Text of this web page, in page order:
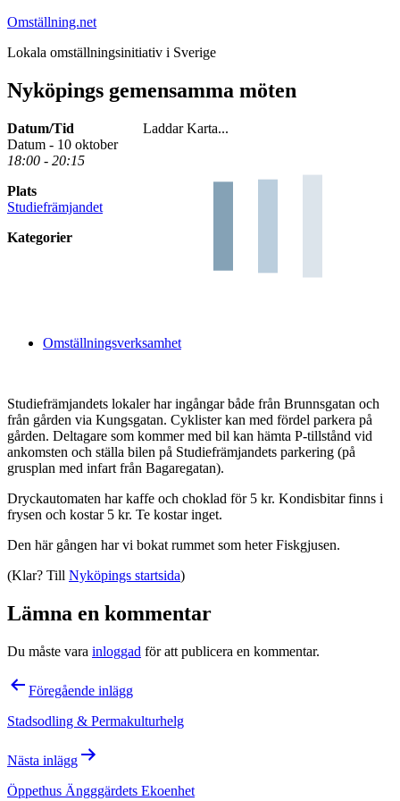
Hoppa
innehåll
Omställning.net
Lokala omställningsinitiativ i Sverige
Nyköpings gemensamma möten
Laddar Karta...
Datum/Tid
Datum - 10 oktober
18:00 - 20:15
Plats
Studiefrämjandet
Kategorier
Omställningsverksamhet
Studiefrämjandets lokaler har ingångar både från Brunnsgatan och
från gården via Kungsgatan. Cyklister kan med fördel parkera på
gården. Deltagare som kommer med bil kan hämta P-tillstånd vid
ankomsten och ställa bilen på Studiefrämjandets parkering (på
grusplan med infart från Bagaregatan).
Dryckautomaten har kaffe och choklad för 5 kr. Kondisbitar finns i
frysen och kostar 5 kr. Te kostar inget.
Den här gången har vi bokat rummet som heter Fiskgjusen.
(Klar? Till Nyköpings startsida)
Lämna en kommentar
Du måste vara inloggad för att publicera en kommentar.
Inläggsnavigering
Föregående inlägg
Stadsodling & Permakulturhelg
Nästa inlägg
Öppethus Ängggärdets Ekoenhet